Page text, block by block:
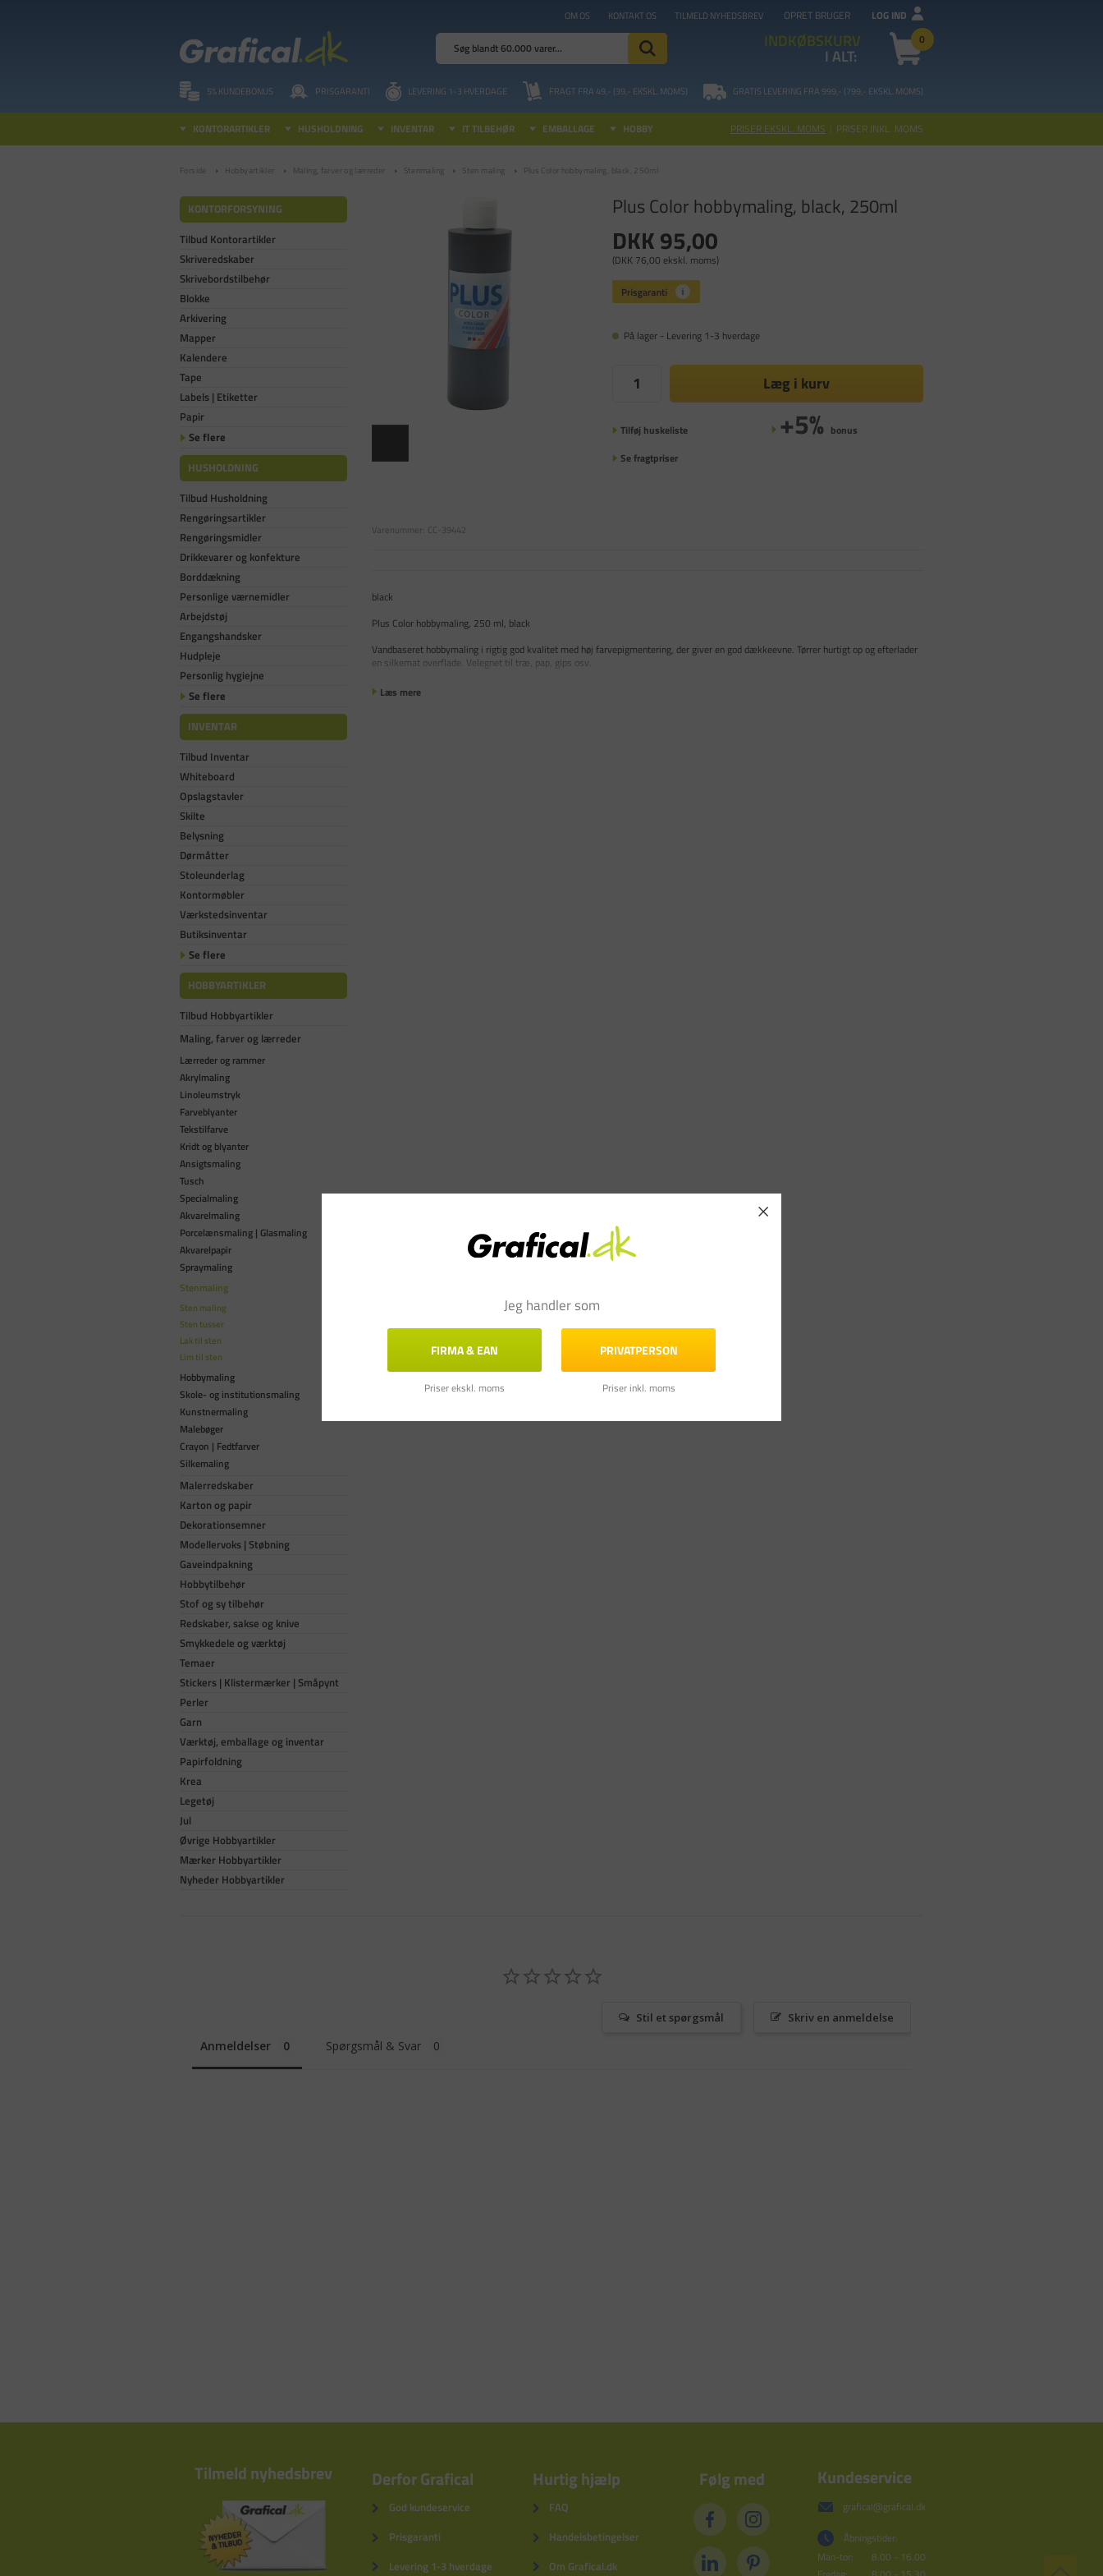
OM OS KONTAKT OS TILMELD NYHEDSBREV OPRET BRUGER LOG IND
INDKØBSKURV 0
I ALT:
5% KUNDEBONUS PRISGARANTI LEVERING 1-3 HVERDAGE FRAGT FRA 49,- (39,- EKSKL. MOMS) GRATIS LEVERING FRA 999,- (799,- EKSKL. MOMS)
KONTORARTIKLER HUSHOLDNING INVENTAR IT TILBEHØR EMBALLAGE HOBBY PRISER EKSKL. MOMS | PRISER INKL. MOMS
Forside Hobbyartikler Maling, farver og lærreder Stenmaling Sten maling Plus Color hobbymaling, black, 250ml
KONTORFORSYNING
Tilbud Kontorartikler
Skriveredskaber
Skrivebordstilbehør
Blokke
Arkivering
Mapper
Kalendere
Tape
Labels | Etiketter
Papir
Se flere
HUSHOLDNING
Tilbud Husholdning
Rengøringsartikler
Rengøringsmidler
Drikkevarer og konfekture
Borddækning
Personlige værnemidler
Arbejdstøj
Engangshandsker
Hudpleje
Personlig hygiejne
Se flere
INVENTAR
Tilbud Inventar
Whiteboard
Opslagstavler
Skilte
Belysning
Dørmåtter
Stoleunderlag
Kontormøbler
Værkstedsinventar
Butiksinventar
Se flere
HOBBYARTIKLER
Tilbud Hobbyartikler
Maling, farver og lærreder
Lærreder og rammer
Akrylmaling
Linoleumstryk
Farveblyanter
Tekstilfarve
Kridt og blyanter
Ansigtsmaling
Tusch
Specialmaling
Akvarelmaling
Porcelænsmaling | Glasmaling
Akvarelpapir
Spraymaling
Stenmaling
Sten maling
Sten tusser
Lak til sten
Lim til sten
Hobbymaling
Skole- og institutionsmaling
Kunstnermaling
Malebøger
Crayon | Fedtfarver
Silkemaling
Malerredskaber
Karton og papir
Dekorationsemner
Modellervoks | Støbning
Gaveindpakning
Hobbytilbehør
Stof og sy tilbehør
Redskaber, sakse og knive
Smykkedele og værktøj
Temaer
Stickers | Klistermærker | Småpynt
Perler
Garn
Værktøj, emballage og inventar
Papirfoldning
Krea
Legetøj
Jul
Øvrige Hobbyartikler
Mærker Hobbyartikler
Nyheder Hobbyartikler
Plus Color hobbymaling, black, 250ml
DKK 95,00
(DKK 76,00 ekskl. moms)
På lager - Levering 1-3 hverdage
Læg i kurv
Tilføj huskeliste +5% bonus
Se fragtpriser
Varenummer: CC-39442
black
Plus Color hobbymaling, 250 ml, black
Vandbaseret hobbymaling i rigtig god kvalitet med høj farvepigmentering, der giver en god dækkeevne. Tørrer hurtigt op og efterlader
en silkemat overflade. Velegnet til træ, pap, gips osv.
Læs mere
Skriv en anmeldelse
Stil et spørgsmål
Anmeldelser Spørgsmål & Svar
Tilmeld nyhedsbrev Derfor Grafical
God kundeservice
Prisgaranti
Levering 1-3 hverdage
Hurtig hjælp
FAQ
Handelsbetingelser
Om Grafical.dk
Følg med Kundeservice
grafical@grafical.dk
Åbningstider:
Man-tor:
8.00 - 16.00
Jeg handler som
FIRMA & EAN
Priser ekskl. moms
PRIVATPERSON
Priser inkl. moms